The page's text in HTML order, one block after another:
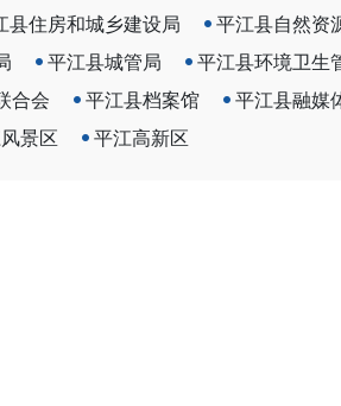
县住房和城乡建设局 平江县自然资
平江县城管局 平江县环境卫生
合会 平江县档案馆 平江县融媒
景区 平江高新区